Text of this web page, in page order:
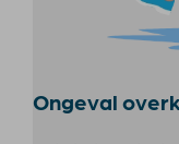
Ongeval